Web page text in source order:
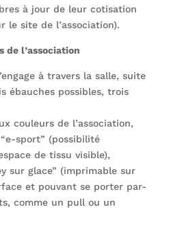
à jour de leur cotisation
le site de l’association).
de l’association
à travers la salle, suite
ébauches possibles, trois
couleurs de l’association,
sport” (possibilité
de tissu visible),
sur glace” (imprimable sur
et pouvant se porter par-
comme un pull ou un